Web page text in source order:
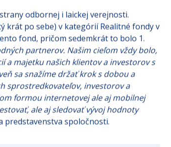
odbornej i laickej verejnosti.
krát po sebe) v kategórií Realitné fondy v
fond, pričom sedemkrát to bolo 1.
partnerov. Našim cieľom vždy bolo,
majetku našich klientov a investorov s
sa snažíme držať krok s dobou a
sprostredkovateľov, investorov a
formou internetovej ale aj mobilnej